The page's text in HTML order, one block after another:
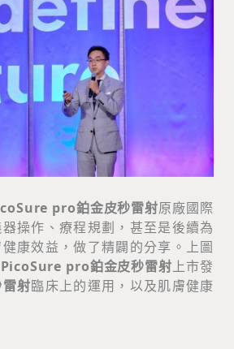
pro鉑金皮秒雷射原廠國際
操作、療程規劃，甚至是後續為
康效益，做了精闢的分享。上圖
PicoSure pro鉑金皮秒雷射 上市發
射臨床上的運用，以及肌膚健康